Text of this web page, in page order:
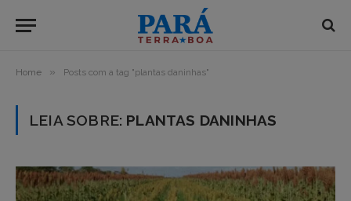
Home » Posts com a tag "plantas daninhas"
LEIA SOBRE: PLANTAS DANINHAS